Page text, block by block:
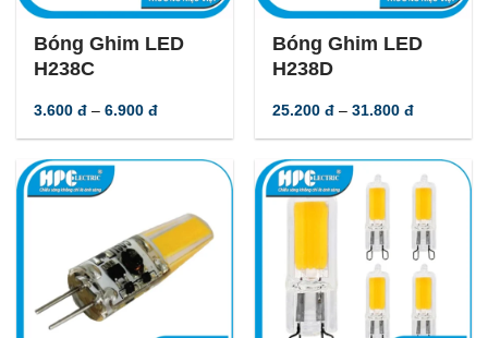
-40%
Bóng Ghim LED
H238C
3.600đ – 6.900đKhoảng
từ
đến
-40%
Bóng Ghim LED
H238D
25.200đ – 31.800đKhoảng
từ
đến
31.800 đ